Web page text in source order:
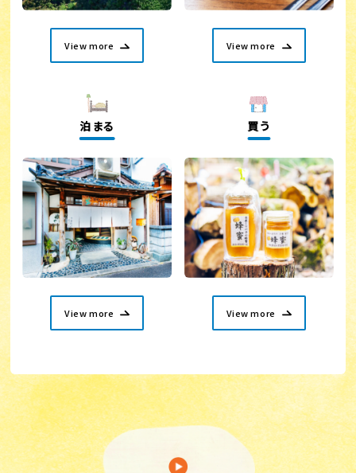
View more View more
泊まる
View more
買う
View more